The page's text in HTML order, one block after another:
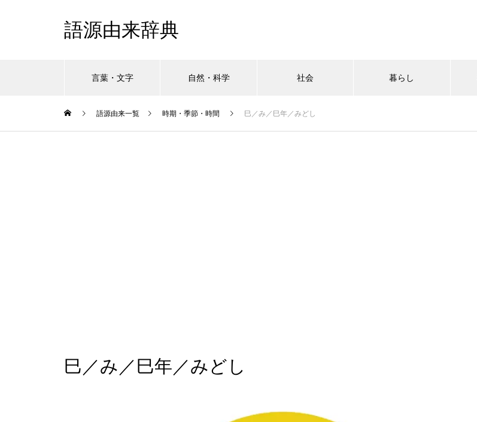
語源由来辞典
言葉・文字 自然・科学 社会 暮らし
語源由来一覧 時期・季節・時間 巳／み／巳年／みどし
巳／み／巳年／みどし